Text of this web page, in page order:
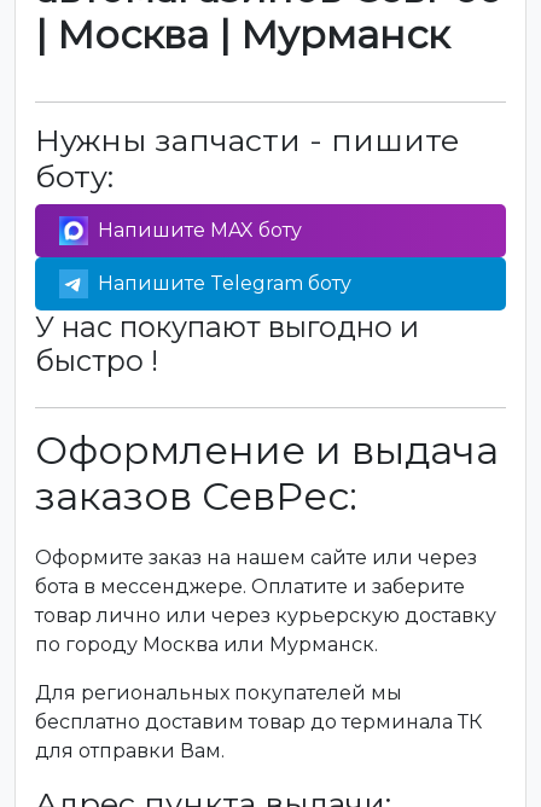
| Москва | Мурманск
Нужны запчасти - пишите
боту:
Напишите MAX боту
Напишите Telegram боту
У нас покупают выгодно и
быстро !
Оформление и выдача
заказов СевРес:
Оформите заказ на нашем сайте или через
бота в мессенджере. Оплатите и заберите
товар лично или через курьерскую доставку
по городу Москва или Мурманск.
Для региональных покупателей мы
бесплатно доставим товар до терминала ТК
для отправки Вам.